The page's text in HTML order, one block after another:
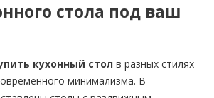
стола под ваш
кухонный стол в разных стилях
минимализма. В